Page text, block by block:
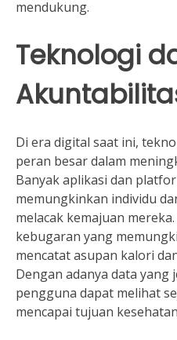
mendukung.
Teknologi
Di era digital saat ini,
peran besar dalam
Banyak aplikasi dan
memungkinkan individu
melacak kemajuan
kebugaran yang
mencatat asupan kalori
Dengan adanya data yang
pengguna dapat melihat
mencapai tujuan